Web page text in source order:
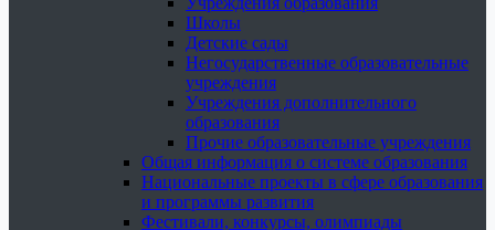
Школы
Детские сады
Негосударственные образовательные
учреждения
Учреждения дополнительного
образования
Прочие образовательные учреждения
Общая информация о системе образования
Национальные проекты в сфере образования
и программы развития
Фестивали, конкурсы, олимпиады